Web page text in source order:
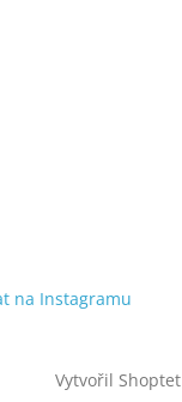
na Instagramu
Vytvořil Shoptet